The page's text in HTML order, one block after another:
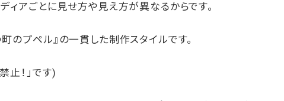
ィアごとに見せ方や見え方が異なるからです。
のプペル』の一貫した制作スタイルです。
止！」です)